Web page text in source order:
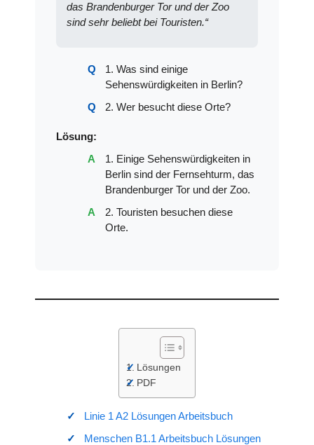
das Brandenburger Tor und der Zoo
sind sehr beliebt bei Touristen.“
1. Was sind einige
Sehenswürdigkeiten in Berlin?
2. Wer besucht diese Orte?
Lösung:
1. Einige Sehenswürdigkeiten in
Berlin sind der Fernsehturm, das
Brandenburger Tor und der Zoo.
2. Touristen besuchen diese
Orte.
Lösungen
PDF
Linie 1 A2 Lösungen Arbeitsbuch
Menschen B1.1 Arbeitsbuch Lösungen